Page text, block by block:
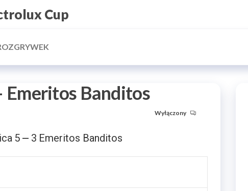
Cup
Banditos
Wyłączony
5— 3 Emeritos Banditos